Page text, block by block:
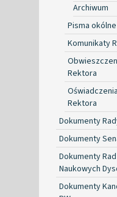
Archiwum
Pisma
Komunikaty
Rektora
Oświadczenia
Rektora
Dokumenty
Dokumenty
Dokumenty Rad
Naukowych
Dokumenty